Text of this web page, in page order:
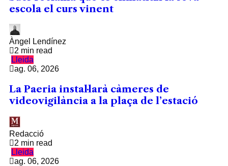
escola el curs vinent
Àngel Lendínez
2 min read
Lleida
ag. 06, 2026
La Paeria instal·larà càmeres de
videovigilància a la plaça de l’estació
Redacció
2 min read
Lleida
ag. 06, 2026